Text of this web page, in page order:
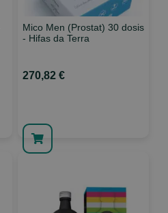
Mico Men (Prostat) 30 dosis
- Hifas da Terra
270,82 €